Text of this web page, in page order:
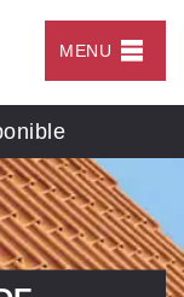
MENU